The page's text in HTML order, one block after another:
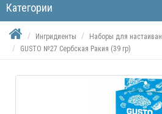
Категории
Ингридиенты
Наборы для
GUSTO №27 Сербская Ракия (39 гр)